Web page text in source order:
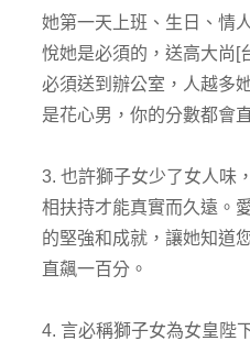
她第一天上班、生日、情
悅她是必須的，送高大尚[
必須送到辦公室，人越多
是花心男，你的分數都會
3. 也許獅子女少了女人味
相扶持才能真實而久遠。
的堅強和成就，讓她知道
直飆一百分。
4. 言必稱獅子女為女皇陛